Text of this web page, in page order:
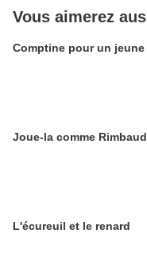
Vous aimerez
Comptine pour un
Joue-la comme
L'écureuil et le renard